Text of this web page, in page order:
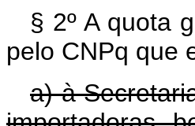
§ 2º A quota
pelo CNPq que
a) à